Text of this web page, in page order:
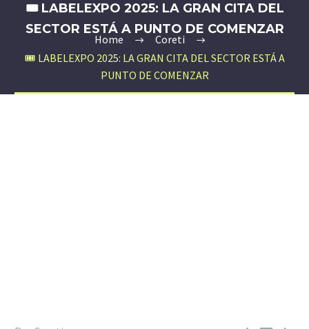
🎟️ LABELEXPO 2025: LA GRAN CITA DEL
SECTOR ESTÁ A PUNTO DE COMENZAR
Home
Coreti
🎟️ LABELEXPO 2025: LA GRAN CITA DEL SECTOR ESTÁ A
PUNTO DE COMENZAR